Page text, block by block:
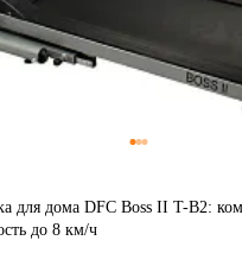
для дома DFC Boss II T-B2:
до 8 км/ч